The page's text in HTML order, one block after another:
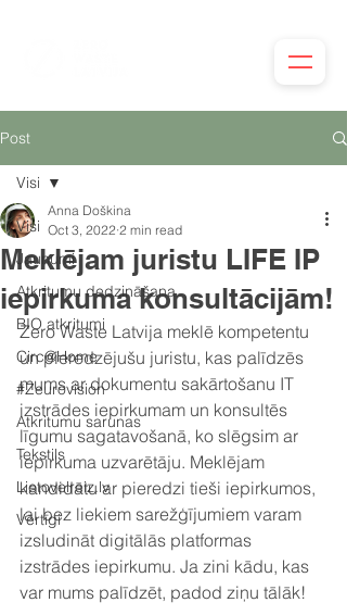
Post
Visi
Jaunumi
Atkritumu dedzināšana
BIO atkritumi
Circ@Home
#Zeurovision
Atkritumu sarunas
Tekstils
Lietovelreiz.lv
Vērtīgi
Visi
Meklējam juristu LIFE IP
iepirkuma konsultācijām!
Anna Doškina
Oct 3, 2022 2 min read
Zero Waste Latvija meklē kompetentu
un pieredzējušu juristu, kas palīdzēs
mums ar dokumentu sakārtošanu IT
izstrādes iepirkumam un konsultēs
līgumu sagatavošanā, ko slēgsim ar
iepirkuma uzvarētāju. Meklējam
kandidātu ar pieredzi tieši iepirkumos,
lai bez liekiem sarežģījumiem varam
izsludināt digitālās platformas
izstrādes iepirkumu. Ja zini kādu, kas
var mums palīdzēt, padod ziņu tālāk!